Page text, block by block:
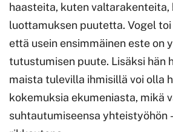
haasteita, kuten valtarakenteita,
luottamuksen puutetta. Vogel
että usein ensimmäinen este on
tutustumisen puute. Lisäksi hän
maista tulevilla ihmisillä voi olla
kokemuksia ekumeniasta, mikä
suhtautumiseensa yhteistyöhön